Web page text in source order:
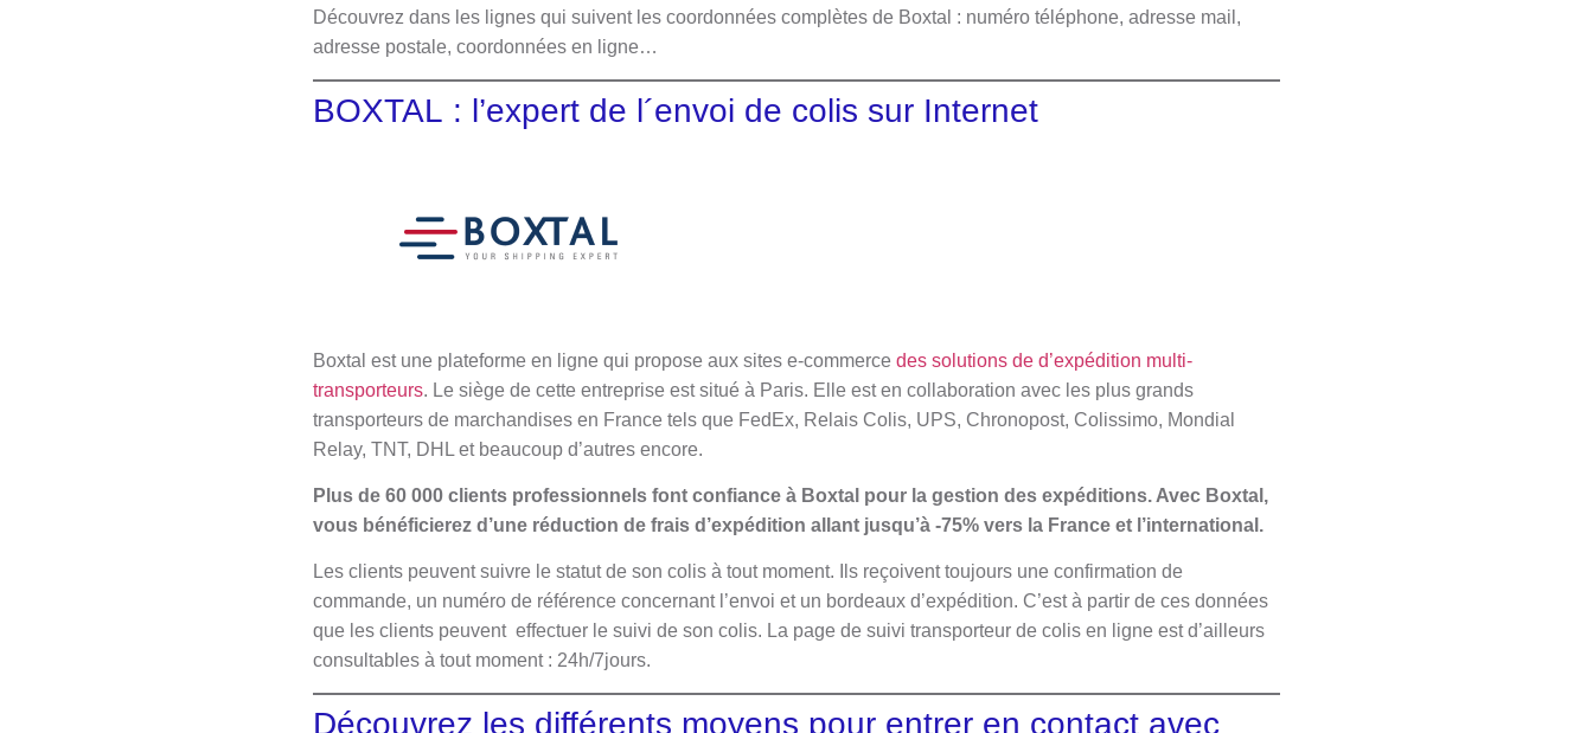
Découvrez dans les lignes qui suivent les coordonnées complètes de Boxtal : numéro téléphone, adresse mail,
adresse postale, coordonnées en ligne…
BOXTAL : l’expert de l´envoi de colis sur Internet
Boxtal est une plateforme en ligne qui propose aux sites e-commerce des solutions de d’expédition multi-
transporteurs. Le siège de cette entreprise est situé à Paris. Elle est en collaboration avec les plus grands
transporteurs de marchandises en France tels que FedEx, Relais Colis, UPS, Chronopost, Colissimo, Mondial
Relay, TNT, DHL et beaucoup d’autres encore.
Plus de 60 000 clients professionnels font confiance à Boxtal pour la gestion des expéditions. Avec Boxtal,
vous bénéficierez d’une réduction de frais d’expédition allant jusqu’à -75% vers la France et l’international.
Les clients peuvent suivre le statut de son colis à tout moment. Ils reçoivent toujours une confirmation de
commande, un numéro de référence concernant l’envoi et un bordeaux d’expédition. C’est à partir de ces données
que les clients peuvent effectuer le suivi de son colis. La page de suivi transporteur de colis en ligne est d’ailleurs
consultables à tout moment : 24h/7jours.
Découvrez les différents moyens pour entrer en contact avec